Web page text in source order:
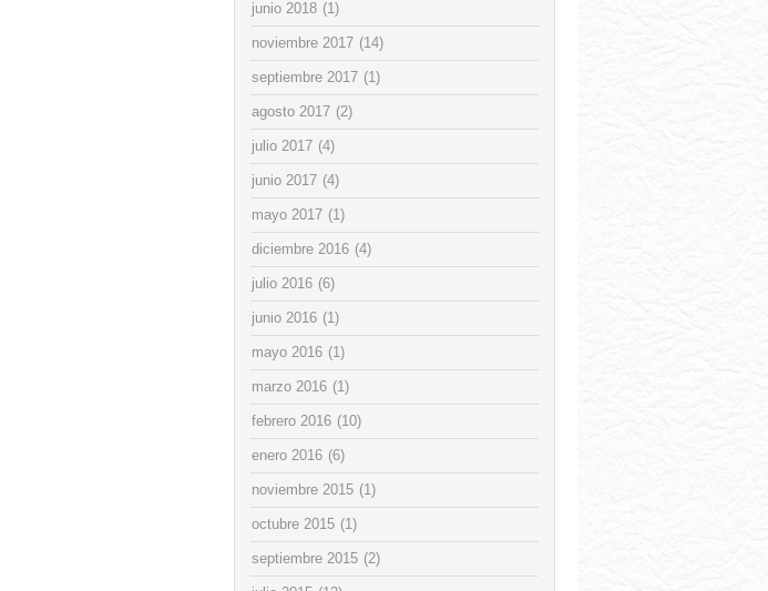
junio 2018 (1)
noviembre 2017 (14)
septiembre 2017 (1)
agosto 2017 (2)
julio 2017 (4)
junio 2017 (4)
mayo 2017 (1)
diciembre 2016 (4)
julio 2016 (6)
junio 2016 (1)
mayo 2016 (1)
marzo 2016 (1)
febrero 2016 (10)
enero 2016 (6)
noviembre 2015 (1)
octubre 2015 (1)
septiembre 2015 (2)